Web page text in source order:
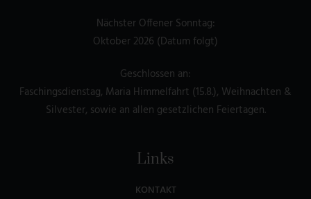
Nächster Offener Sonntag:
Oktober 2026 (Datum folgt)
Geschlossen an:
Faschingsdienstag, Maria Himmelfahrt (15.8.), Weihnachten &
Silvester, sowie an allen gesetzlichen Feiertagen.
Links
KONTAKT